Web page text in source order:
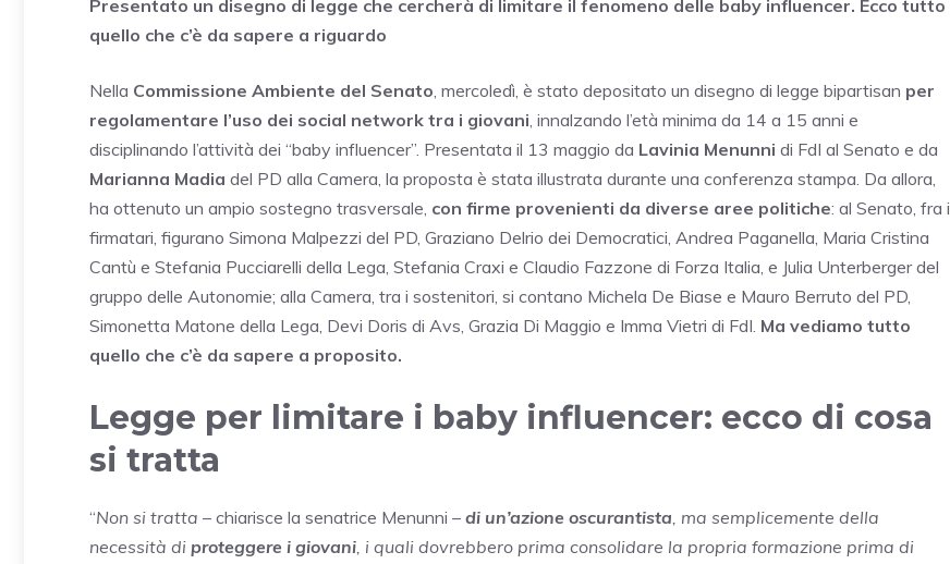
Presentato un disegno di legge che cercherà di limitare il fenomeno delle baby influencer. Ecco tutto
quello che c’è da sapere a riguardo
Nella Commissione Ambiente del Senato, mercoledì, è stato depositato un disegno di legge bipartisan per
regolamentare l’uso dei social network tra i giovani, innalzando l’età minima da 14 a 15 anni e
disciplinando l’attività dei “baby influencer”. Presentata il 13 maggio da Lavinia Menunni di FdI al Senato e da
Marianna Madia del PD alla Camera, la proposta è stata illustrata durante una conferenza stampa. Da allora,
ha ottenuto un ampio sostegno trasversale, con firme provenienti da diverse aree politiche: al Senato, fra i
firmatari, figurano Simona Malpezzi del PD, Graziano Delrio dei Democratici, Andrea Paganella, Maria Cristina
Cantù e Stefania Pucciarelli della Lega, Stefania Craxi e Claudio Fazzone di Forza Italia, e Julia Unterberger del
gruppo delle Autonomie; alla Camera, tra i sostenitori, si contano Michela De Biase e Mauro Berruto del PD,
Simonetta Matone della Lega, Devi Doris di Avs, Grazia Di Maggio e Imma Vietri di FdI. Ma vediamo tutto
quello che c’è da sapere a proposito.
Legge per limitare i baby influencer: ecco di cosa
si tratta
“Non si tratta – chiarisce la senatrice Menunni – di un’azione oscurantista, ma semplicemente della
necessità di proteggere i giovani, i quali dovrebbero prima consolidare la propria formazione prima di